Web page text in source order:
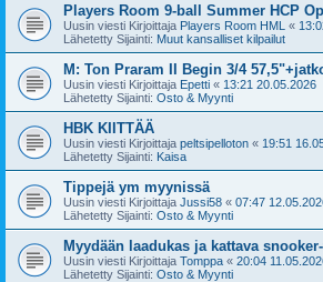
Players Room 9-ball Summer HCP
Uusin viesti Kirjoittaja Players Room HML «
Lähetetty Sijainti: Muut kansalliset kilpailut
M: Ton Praram II Begin 3/4
Uusin viesti Kirjoittaja Epetti « 13:21 20.05.2026
Lähetetty Sijainti: Osto & Myynti
HBK KIITTÄÄ
Uusin viesti Kirjoittaja peltsipelloton « 19:51
Lähetetty Sijainti: Kaisa
Tippejä ym myynissä
Uusin viesti Kirjoittaja Jussi58 « 07:47
Lähetetty Sijainti: Osto & Myynti
Myydään laadukas ja kattava
Uusin viesti Kirjoittaja Tomppa « 20:04
Lähetetty Sijainti: Osto & Myynti